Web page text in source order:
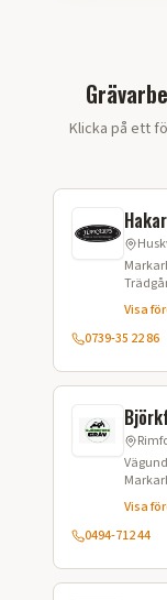
Klicka på ett
Visa
0739-35 22 86
Visa
0494-712 44